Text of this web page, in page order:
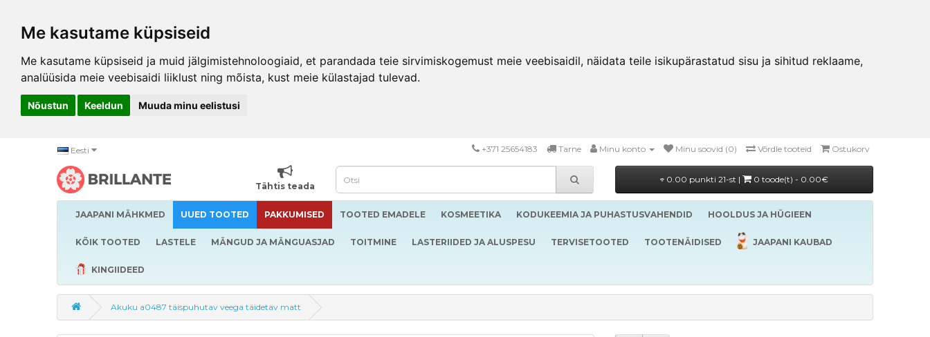
Me kasutame küpsiseid
Me kasutame küpsiseid ja muid jälgimistehnoloogiaid, et parandada teie sirvimiskogemust meie veebisaidil, näidata teile isikupärastatud sisu ja sihitud reklaame,
analüüsida meie veebisaidi liiklust ning mõista, kust meie külastajad tulevad.
Nõustun Keeldun Muuda minu eelistusi
Eesti +371 25654183 Tarne Minu konto Minu soovid (0) Võrdle tooteid Ostukorv
Tähtis teada
0.00 punkti 21-st | 0 toode(t) - 0.00€
JAAPANI MÄHKMED UUED TOOTED PAKKUMISED TOOTED EMADELE KOSMEETIKA KODUKEEMIA JA PUHASTUSVAHENDID HOOLDUS JA HÜGIEEN
KÕIK TOOTED LASTELE MÄNGUD JA MÄNGUASJAD TOITMINE LASTERIIDED JA ALUSPESU TERVISETOOTED TOOTENÄIDISED JAAPANI KAUBAD
KINGIIDEED
Akuku a0487 täispuhutav veega täidetav matt